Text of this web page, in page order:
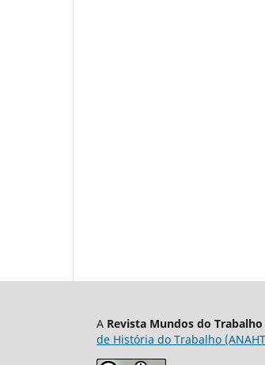
A Revista Mundos do Trabalho
de História do Trabalho